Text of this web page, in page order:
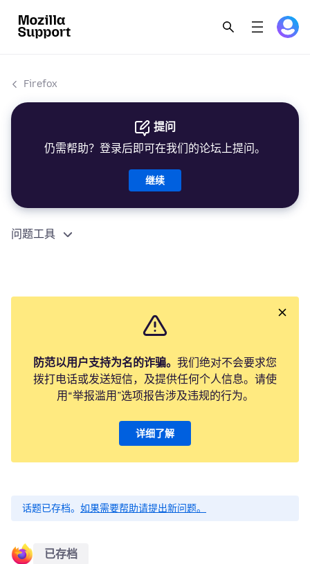
Firefox
提问
仍需帮助？登录后即可在我们的论坛上提问。
继续
问题工具
防范以用户支持为名的诈骗。 我们绝对不会要求您
拨打电话或发送短信，及提供任何个人信息。请使
用“举报滥用”选项报告涉及违规的行为。
详细了解
话题已存档。 如果需要帮助请提出新问题。
已存档